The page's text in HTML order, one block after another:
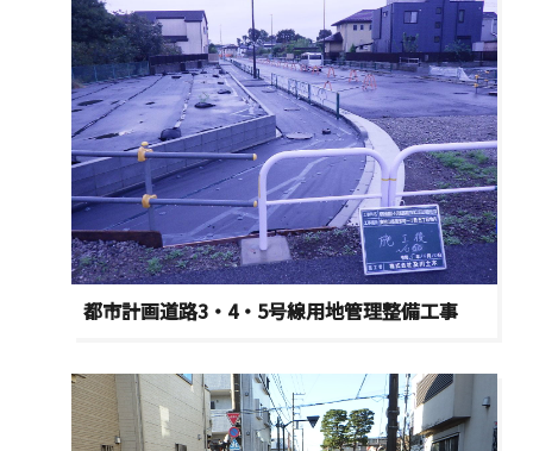
都市計画道路3・4・5号線用地管理整備工事